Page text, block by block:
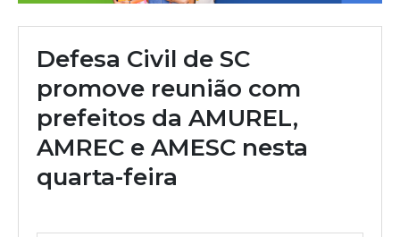
Defesa Civil de SC
promove reunião com
prefeitos da AMUREL,
AMREC e AMESC nesta
quarta-feira